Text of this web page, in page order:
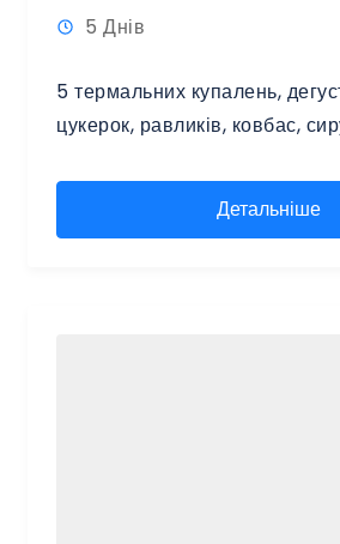
5 Днів
5 термальних купалень,
цукерок, равликів, ковбас,
Детальніше